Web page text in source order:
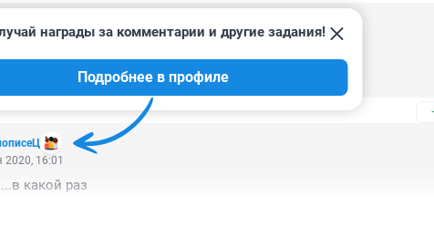
2020, 18:51
нужно возглавить, удачно )))
сплошные победы ..... медали в студию !
награды за комментарии и другие задания!
Подробнее в профиле
2020, 16:01
какой раз